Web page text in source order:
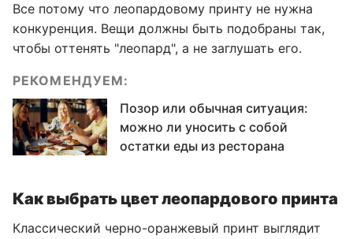
Все потому что леопардовому принту не нужна
конкуренция. Вещи должны быть подобраны так,
чтобы оттенять "леопард", а не заглушать его.
РЕКОМЕНДУЕМ:
Позор или обычная ситуация:
можно ли уносить с собой
остатки еды из ресторана
Как выбрать цвет леопардового принта
Классический черно-оранжевый принт выглядит